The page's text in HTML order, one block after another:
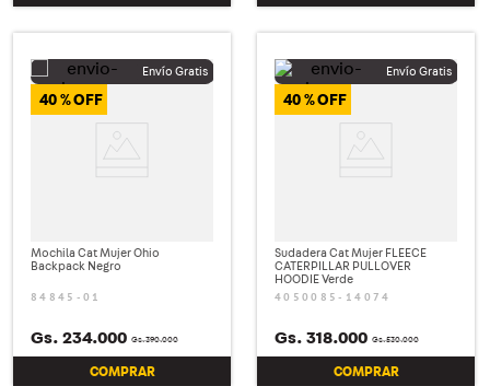
40 %
Mochila Cat Mujer Ohio
Backpack Negro
84845-01
Gs.390.000
Gs. 234.000
COMPRAR
40 %
Sudadera Cat Mujer FLEECE
CATERPILLAR PULLOVER
HOODIE Verde
4050085-14074
Gs.530.000
Gs. 318.000
COMPRAR